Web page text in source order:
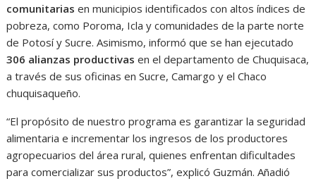
comunitarias en municipios identificados con altos índices de
pobreza, como Poroma, Icla y comunidades de la parte norte
de Potosí y Sucre. Asimismo, informó que se han ejecutado
306 alianzas productivas en el departamento de Chuquisaca,
a través de sus oficinas en Sucre, Camargo y el Chaco
chuquisaqueño.
“El propósito de nuestro programa es garantizar la seguridad
alimentaria e incrementar los ingresos de los productores
agropecuarios del área rural, quienes enfrentan dificultades
para comercializar sus productos”, explicó Guzmán. Añadió